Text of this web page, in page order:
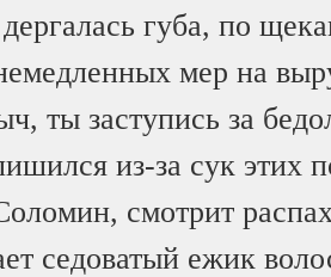
губа, по
мер на
ты заступись за
из-за сук
смотрит
седоватый ежик